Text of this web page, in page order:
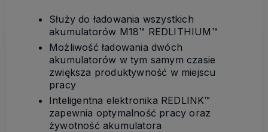
Służy do ładowania wszystkich
akumulatorów M18™ REDLITHIUM™
Możliwość ładowania dwóch
akumulatorów w tym samym czasie
zwiększa produktywność w miejscu
pracy
Inteligentna elektronika REDLINK™
zapewnia optymalność pracy oraz
żywotność akumulatora